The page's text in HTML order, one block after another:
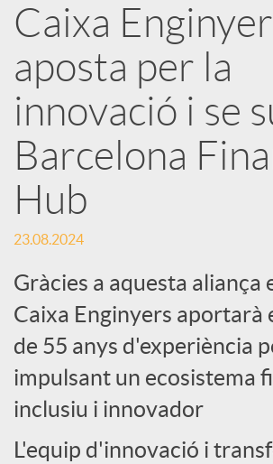
X
a
r
x
e
s
S
o
Caixa
aposta per la
innovació i se
Barcelona
Hub
23.08.2024
Gràcies a aquesta aliança
Caixa Enginyers aportarà
de 55 anys d'experiència
impulsant un ecosistema
inclusiu i innovador
L'equip d'innovació i